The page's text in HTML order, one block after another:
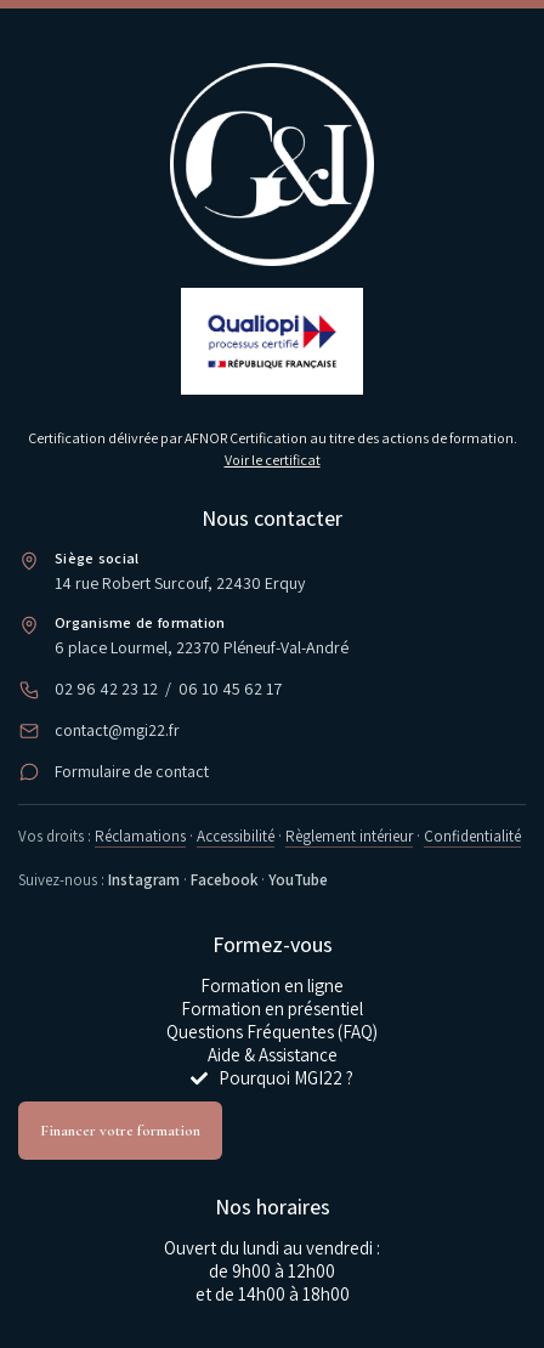
Certification délivrée par AFNOR Certification au titre des actions de formation.
Voir le certificat
Nous contacter
Siège social
14 rue Robert Surcouf, 22430 Erquy
Organisme de formation
6 place Lourmel, 22370 Pléneuf-Val-André
02 96 42 23 12 / 06 10 45 62 17
contact@mgi22.fr
Formulaire de contact
Vos droits : Réclamations · Accessibilité · Règlement intérieur· Confidentialité
Suivez-nous : Instagram · Facebook · YouTube
Formez-vous
Formation en ligne
Formation en présentiel
Questions Fréquentes (FAQ)
Aide & Assistance
Pourquoi MGI22 ?
Financer votre formation
Nos horaires
Ouvert du lundi au vendredi :
de 9h00 à 12h00
et de 14h00 à 18h00